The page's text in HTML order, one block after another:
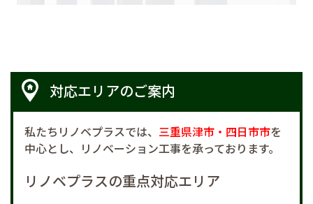
対応エリアのご案内
私たちリノベプラスでは、 三重県津市・四日市市を
中心とし、 リノベーション工事を承っております。
リノベプラスの重点対応エリア